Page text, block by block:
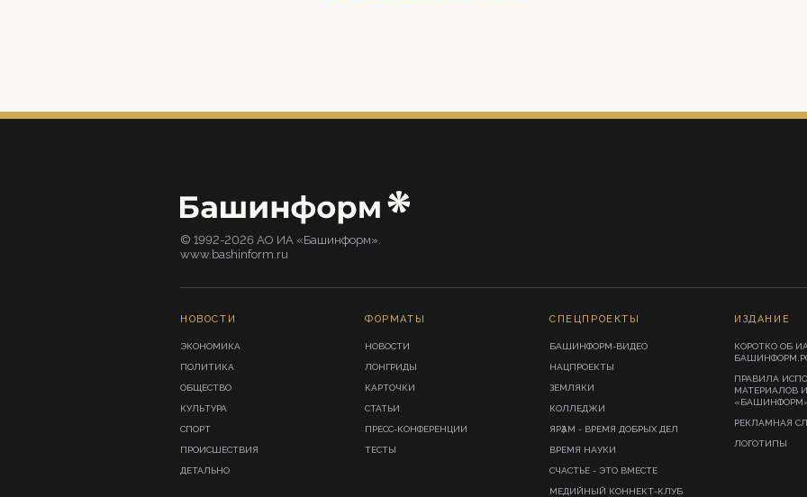
© 1992-2026 АО ИА «Башинформ».
www.bashinform.ru
НОВОСТИ
ЭКОНОМИКА
ПОЛИТИКА
ОБЩЕСТВО
КУЛЬТУРА
СПОРТ
ПРОИСШЕСТВИЯ
ДЕТАЛЬНО
ФОРМАТЫ
НОВОСТИ
ЛОНГРИДЫ
КАРТОЧКИ
СТАТЬИ
ПРЕСС-КОНФЕРЕНЦИИ
ТЕСТЫ
СПЕЦПРОЕКТЫ
БАШИНФОРМ-ВИДЕО
НАЦПРОЕКТЫ
ЗЕМЛЯКИ
КОЛЛЕДЖИ
ЯРҘАМ - ВРЕМЯ ДОБРЫХ ДЕЛ
ВРЕМЯ НАУКИ
СЧАСТЬЕ - ЭТО ВМЕСТЕ
МЕДИЙНЫЙ КОННЕКТ-КЛУБ
ИЗДАНИЕ
КОРОТКО ОБ ИА
ПРАВИЛА
МАТЕРИАЛОВ
РЕКЛАМНАЯ
ЛОГОТИПЫ